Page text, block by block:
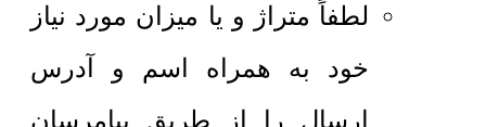
لطفاً متراژ و یا میزان مورد نیاز
خود به همراه اسم و آدرس
ارسال را از طریق پیامرسان